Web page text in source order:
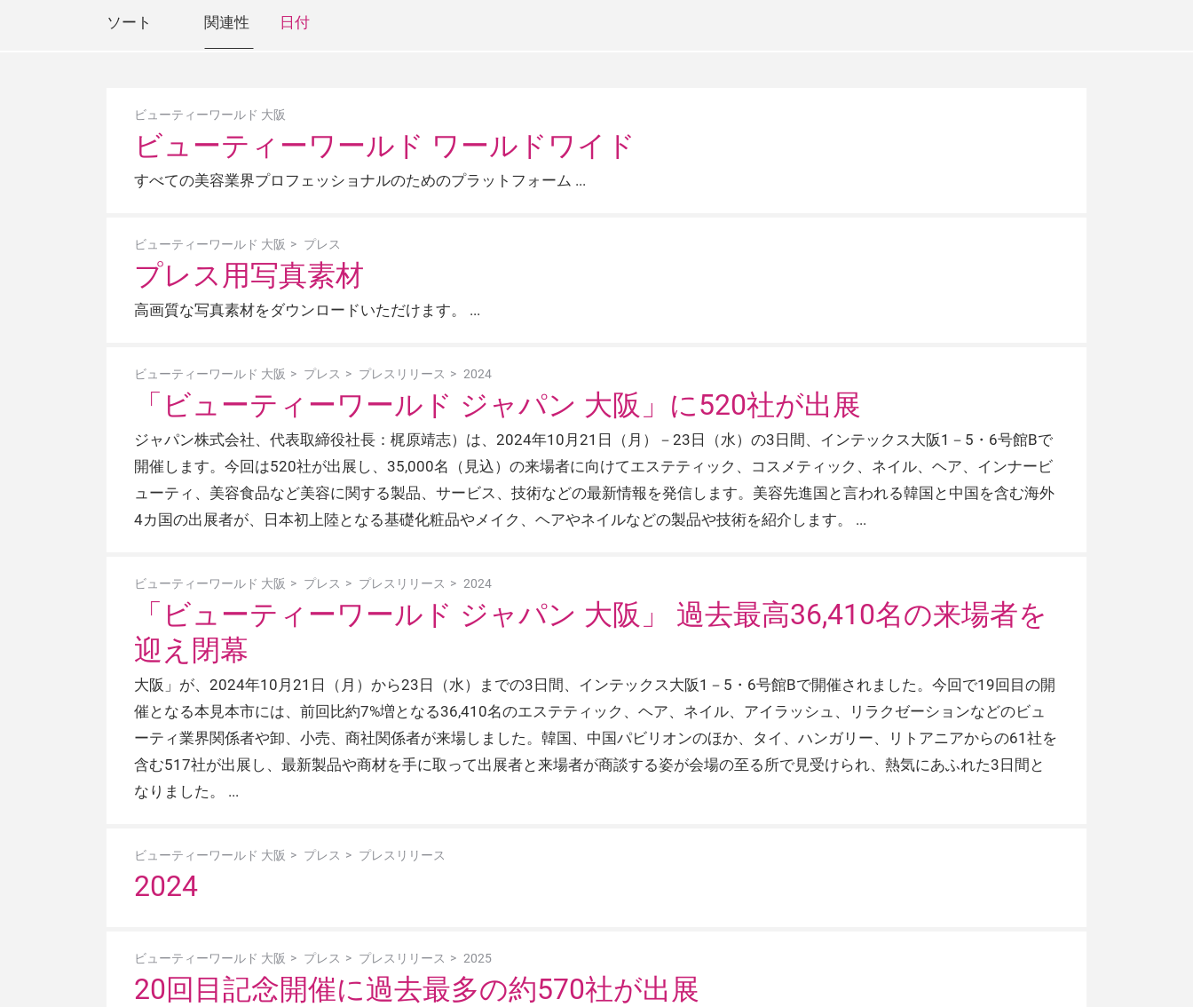
ソート 関連性 日付
ビューティーワールド 大阪
ビューティーワールド ワールドワイド
すべての美容業界プロフェッショナルのためのプラットフォーム
ビューティーワールド 大阪 プレス
プレス用写真素材
高画質な写真素材をダウンロードいただけます。
ビューティーワールド 大阪 プレス プレスリリース 2024
「ビューティーワールド ジャパン 大阪」に520社が出展
ジャパン株式会社、代表取締役社長：梶原靖志）は、2024年10月21日（月）－23日（水）の3日間、インテックス大阪1－5・6号館Bで
開催します。今回は520社が出展し、35,000名（見込）の来場者に向けてエステティック、コスメティック、ネイル、ヘア、インナービ
ューティ、美容食品など美容に関する製品、サービス、技術などの最新情報を発信します。美容先進国と言われる韓国と中国を含む海外
4カ国の出展者が、日本初上陸となる基礎化粧品やメイク、ヘアやネイルなどの製品や技術を紹介します。
ビューティーワールド 大阪 プレス プレスリリース 2024
「ビューティーワールド ジャパン 大阪」 過去最高36,410名の来場者を
迎え閉幕
大阪」が、2024年10月21日（月）から23日（水）までの3日間、インテックス大阪1－5・6号館Bで開催されました。今回で19回目の開
催となる本見本市には、前回比約7%増となる36,410名のエステティック、ヘア、ネイル、アイラッシュ、リラクゼーションなどのビュ
ーティ業界関係者や卸、小売、商社関係者が来場しました。韓国、中国パビリオンのほか、タイ、ハンガリー、リトアニアからの61社を
含む517社が出展し、最新製品や商材を手に取って出展者と来場者が商談する姿が会場の至る所で見受けられ、熱気にあふれた3日間と
なりました。
ビューティーワールド 大阪 プレス プレスリリース
2024
ビューティーワールド 大阪 プレス プレスリリース 2025
20回目記念開催に過去最多の約570社が出展